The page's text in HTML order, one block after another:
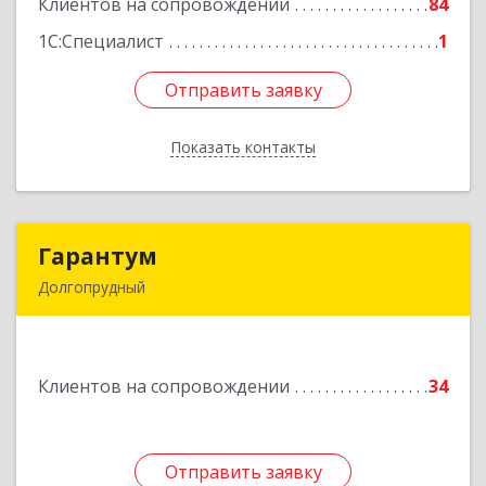
1С:Специалист
1
Отправить заявку
Показать контакты
Подробнее
Отправить заявку
Назад
Гарантум
Долгопрудный
Клиентов на сопровождении 34
Отправить заявку
Подробнее
Отправить заявку